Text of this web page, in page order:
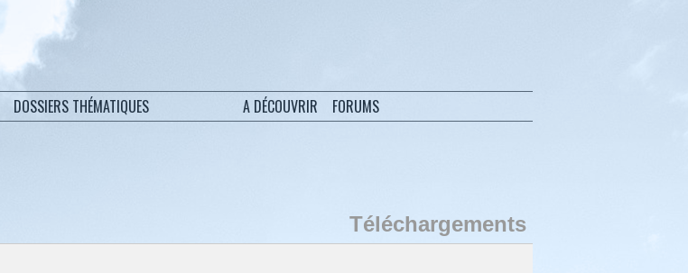
DOSSIERS THÉMATIQUES A DÉCOUVRIR FORUMS
Téléchargements